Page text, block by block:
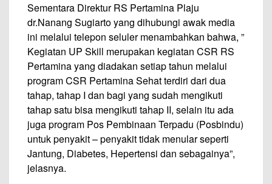
Sementara Direktur RS Pertamina Plaju
dr.Nanang Sugiarto yang dihubungi awak media
ini melalui telepon seluler menambahkan bahwa, ”
Kegiatan UP Skill merupakan kegiatan CSR RS
Pertamina yang diadakan setiap tahun melalui
program CSR Pertamina Sehat terdiri dari dua
tahap, tahap I dan bagi yang sudah mengikuti
tahap satu bisa mengikuti tahap II, selain itu ada
juga program Pos Pembinaan Terpadu (Posbindu)
untuk penyakit – penyakit tidak menular seperti
Jantung, Diabetes, Hepertensi dan sebagainya”,
jelasnya.